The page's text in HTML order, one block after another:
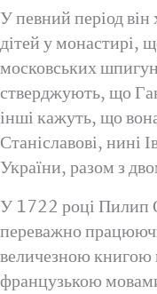
У певний період
дітей у монастирі,
московських
стверджують, що
інші кажуть, що
Станіславові, нині
України, разом з
У 1722 році Пилип
переважно
величезною книгою
французькою